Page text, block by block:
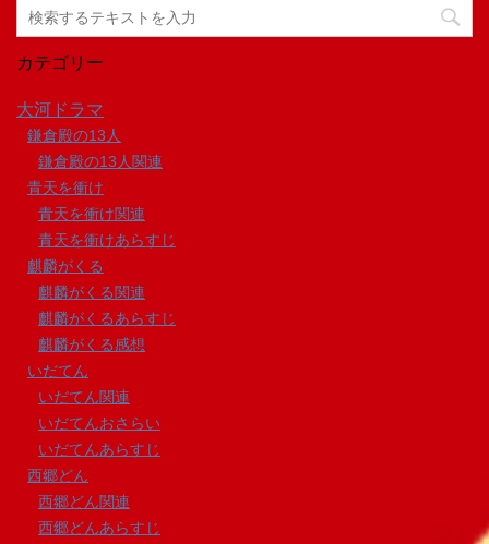
カテゴリー
大河ドラマ
鎌倉殿の13人
鎌倉殿の13人関連
青天を衝け
青天を衝け関連
青天を衝けあらすじ
麒麟がくる
麒麟がくる関連
麒麟がくるあらすじ
麒麟がくる感想
いだてん
いだてん関連
いだてんおさらい
いだてんあらすじ
西郷どん
西郷どん関連
西郷どんあらすじ